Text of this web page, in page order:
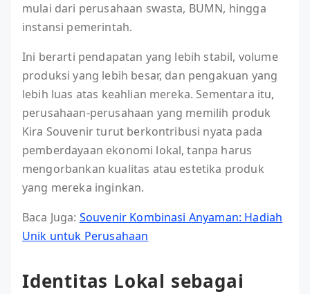
mulai dari perusahaan swasta, BUMN, hingga
instansi pemerintah.
Ini berarti pendapatan yang lebih stabil, volume
produksi yang lebih besar, dan pengakuan yang
lebih luas atas keahlian mereka. Sementara itu,
perusahaan-perusahaan yang memilih produk
Kira Souvenir turut berkontribusi nyata pada
pemberdayaan ekonomi lokal, tanpa harus
mengorbankan kualitas atau estetika produk
yang mereka inginkan.
Baca Juga: Souvenir Kombinasi Anyaman: Hadiah
Unik untuk Perusahaan
Identitas Lokal sebagai